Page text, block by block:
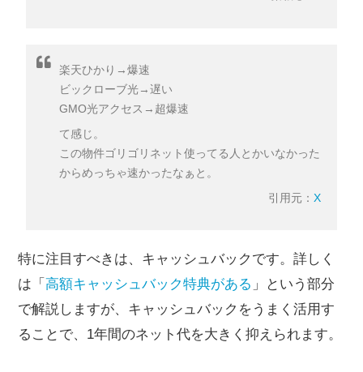
楽天ひかり→爆速
ビックローブ光→遅い
GMO光アクセス→超爆速
て感じ。
この物件ゴリゴリネット使ってる人とかいなかった
からめっちゃ速かったなぁと。
引用元： X
特に注目すべきは、キャッシュバックです。詳しく
は「 高額キャッシュバック特典がある 」という部分
で解説しますが、キャッシュバックをうまく活用す
ることで、1年間のネット代を大きく抑えられます。